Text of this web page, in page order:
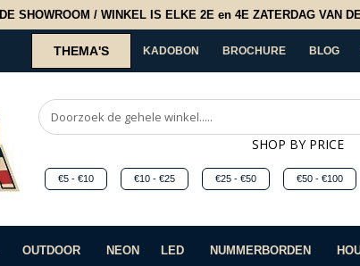
DE SHOWROOM / WINKEL IS ELKE 2E en 4E ZATERDAG VAN
THEMA'S KADOBON BROCHURE BLOG
SHOP BY PRICE
€5 - €10 €10 - €25 €25 - €50 €50 - €100
OUTDOOR NEON LED NUMMERBORDEN